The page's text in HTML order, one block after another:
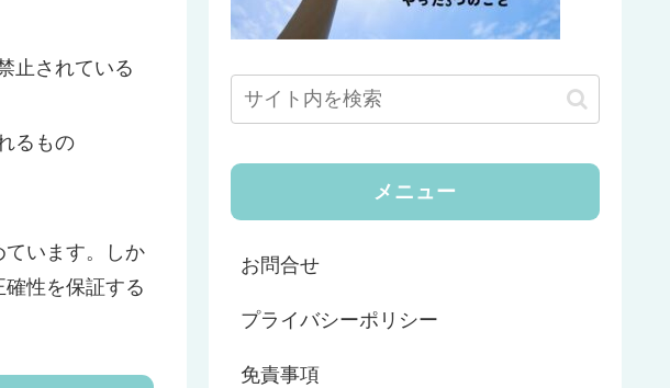
止されている
るもの
ています。しか
性を保証する
メニュー
お問合せ
プライバシーポリシー
免責事項